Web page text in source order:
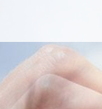
WEB予約 初
パン